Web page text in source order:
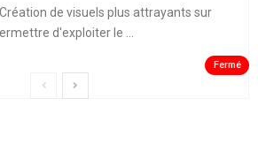
de visuels plus attrayants sur
d'exploiter le ...
Fermé